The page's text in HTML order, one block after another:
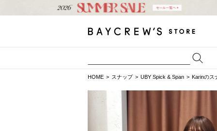
HOME スナップ UBY Spick & Span Karinのス